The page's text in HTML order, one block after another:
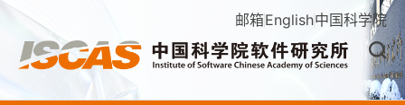
邮箱English中国科学院